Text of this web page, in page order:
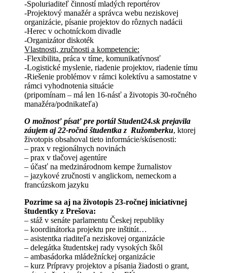
-Spoluriaditeľ činností mladých reportérov
-Projektový manažér a správca webu neziskovej
organizácie, písanie projektov do rôznych nadácii
-Herec v ochotníckom divadle
-Organizátor diskoték
Vlastnosti, zručnosti a kompetencie:
-Flexibilita, práca v tíme, komunikatívnosť
-Logistické myslenie, riadenie projektov, riadenie tímu
-Riešenie problémov v rámci kolektívu a samostatne v
rámci vyhodnotenia situácie
(pripomínam – má len 16-násť a životopis 30-ročného
manažéra/podnikateľa)
O možnosť písať pre portál Student24.sk prejavila
záujem aj 22-ročná študentka z Ružomberku, ktorej
životopis obsahoval tieto informácie/skúsenosti:
– prax v regionálnych novinách
– prax v tlačovej agentúre
– účasť na medzinárodnom kempe žurnalistov
– jazykové zručnosti v anglickom, nemeckom a
francúzskom jazyku
Pozrime sa aj na životopis 23-ročnej iniciatívnej
študentky z Prešova:
– stáž v senáte parlamentu Českej republiky
– koordinátorka projektu pre inštitút…
– asistentka riaditeľa neziskovej organizácie
– delegátka študentskej rady vysokých škôl
– ambasádorka mládežníckej organizácie
– kurz Prípravy projektov a písania žiadosti o grant,